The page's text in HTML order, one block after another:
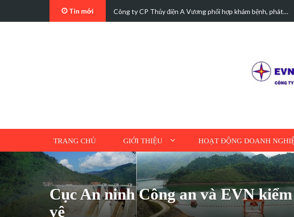
Tin mới Đảng bộ Công ty Cổ phần Thủy điện A Vương sơ kết…
TRANG CHỦ GIỚI THIỆU HOẠT ĐỘNG DOANH
Cục An ninh Công an và EVN
vệ